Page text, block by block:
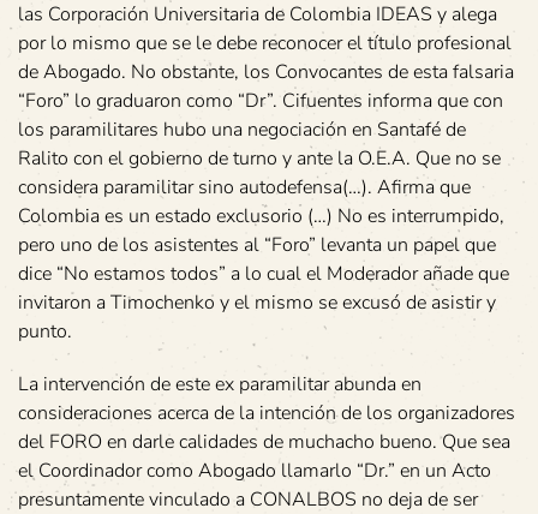
las Corporación Universitaria de Colombia IDEAS y alega
por lo mismo que se le debe reconocer el título profesional
de Abogado. No obstante, los Convocantes de esta falsaria
“Foro” lo graduaron como “Dr”. Cifuentes informa que con
los paramilitares hubo una negociación en Santafé de
Ralito con el gobierno de turno y ante la O.E.A. Que no se
considera paramilitar sino autodefensa(…). Afirma que
Colombia es un estado exclusorio (…) No es interrumpido,
pero uno de los asistentes al “Foro” levanta un papel que
dice “No estamos todos” a lo cual el Moderador añade que
invitaron a Timochenko y el mismo se excusó de asistir y
punto.
La intervención de este ex paramilitar abunda en
consideraciones acerca de la intención de los organizadores
del FORO en darle calidades de muchacho bueno. Que sea
el Coordinador como Abogado llamarlo “Dr.” en un Acto
presuntamente vinculado a CONALBOS no deja de ser